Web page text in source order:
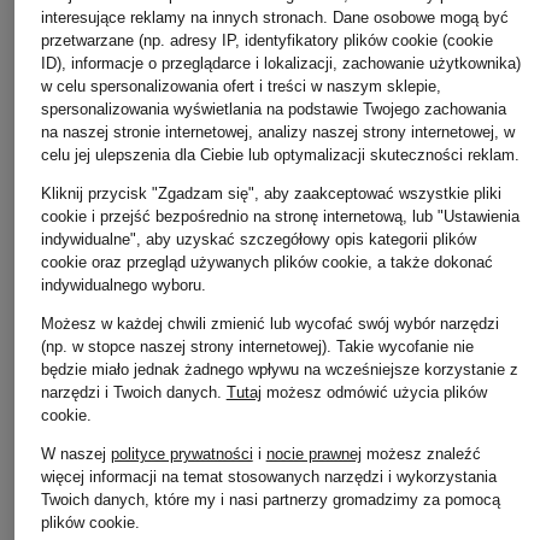
(15 583,33 zł / 1 l) (9 200,00 zł / 1 l) (14 200,00 zł
Pozostałe kategorie
Bransoletki i bangle
Czapki MONCLER
Jeansy CAMBIO
Kurtki BOGNER damskie
Kurtki CANADA GOOSE
Pierścionki TIFFANY & Co.
Płaszcze puchowe Marc
O'Polo
Sneakersy GUCCI
Spodnie BRAX damskie
Spodnie MARC CAIN
interesujące reklamy na innych stronach. Dane osobowe mogą być
przetwarzane (np. adresy IP, identyfikatory plików cookie (cookie
ID), informacje o przeglądarce i lokalizacji, zachowanie użytkownika)
w celu spersonalizowania ofert i treści w naszym sklepie,
spersonalizowania wyświetlania na podstawie Twojego zachowania
na naszej stronie internetowej, analizy naszej strony internetowej, w
celu jej ulepszenia dla Ciebie lub optymalizacji skuteczności reklam.
Kliknij przycisk "Zgadzam się", aby zaakceptować wszystkie pliki
cookie i przejść bezpośrednio na stronę internetową, lub "Ustawienia
indywidualne", aby uzyskać szczegółowy opis kategorii plików
cookie oraz przegląd używanych plików cookie, a także dokonać
indywidualnego wyboru.
Możesz w każdej chwili zmienić lub wycofać swój wybór narzędzi
(np. w stopce naszej strony internetowej). Takie wycofanie nie
będzie miało jednak żadnego wpływu na wcześniejsze korzystanie z
narzędzi i Twoich danych. Tutaj możesz odmówić użycia plików
cookie.
W naszej polityce prywatności i nocie prawnej możesz znaleźć
więcej informacji na temat stosowanych narzędzi i wykorzystania
Twoich danych, które my i nasi partnerzy gromadzimy za pomocą
plików cookie.